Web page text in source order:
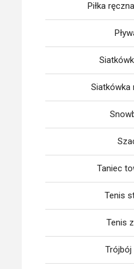
Piłka
Siatkówka
Taniec
Tenis
Tenis
Trójbój